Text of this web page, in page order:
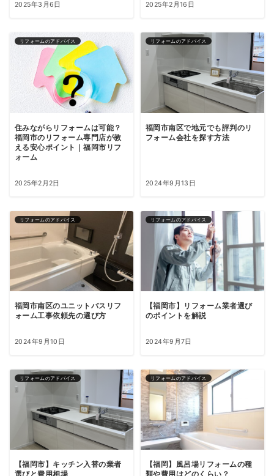
2025年3月6日 2025年2月16日
リフォームのアドバイス
住みながらリフォームは可能？
福岡市のリフォーム専門店が教
える安心ポイント｜福岡市リフ
ォーム
2025年2月2日
リフォームのアドバイス
福岡市南区で地元でも評判のリ
フォーム会社を探す方法
2024年9月13日
リフォームのアドバイス
福岡市南区のユニットバスリフ
ォーム工事依頼先の選び方
2024年9月10日
リフォームのアドバイス
【福岡市】リフォーム業者選び
のポイントを解説
2024年9月7日
リフォームのアドバイス
【福岡市】キッチン入替の業者
選びと費用相場
リフォームのアドバイス
【福岡】風呂場リフォームの種
類や費用はどのくらい？